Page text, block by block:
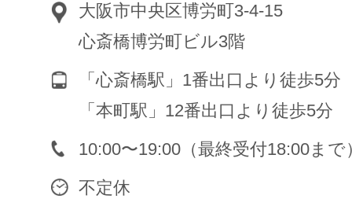
大阪市中央区博労町3-4-15
心斎橋博労町ビル3階
「心斎橋駅」1番出口より徒歩5分
「本町駅」12番出口より徒歩5分
10:00〜19:00（最終受付18:00まで
不定休